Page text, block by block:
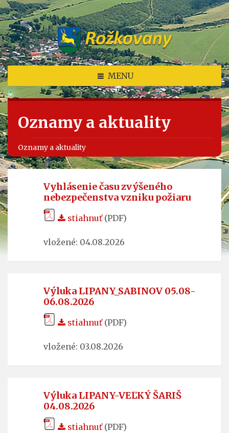
MENU
Oznamy a aktuality
Oznamy a aktuality
Vyhlásenie času zvýšeného
nebezpečenstva vzniku požiaru
stiahnuť(PDF)
vložené: 04.08.2026
Výluka LIPANY_SABINOV 05.08-
06.08.2026
stiahnuť(PDF)
vložené: 03.08.2026
Výluka LIPANY-VEĽKÝ ŠARIŠ
04.08.2026
stiahnuť(PDF)